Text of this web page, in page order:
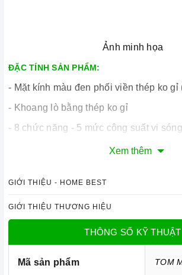
Ảnh minh họa
ĐẶC TÍNH SẢN PHẨM:
- Mặt kính màu đen phối viền thép ko gỉ
- Khoang lò bằng thép ko gỉ
- 8 chức năng - 5 mức công suất vi sóng
- Hệ thống điều khiển cảm ứng
- Menu cài đặt tự động
- Màn hình hiển thị LCD-LED trắng
- Chức năng hẹn giờ
- Khoá an toàn trẻ em
- Chức năng rã đông bằng trọng lượng
Xem thêm
GIỚI THIỆU - HOME BEST
GIỚI THIỆU THƯƠNG HIỆU
THÔNG SỐ KỸ THUẬT
Mã sản phẩm TOM